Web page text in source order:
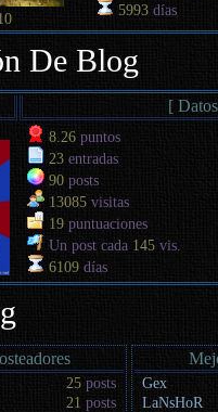
5993días
De Blog
[
8.26puntos
23entradas
90posts
13085visitas
19puntuaciones
Un post cada 145vis.
6109días
25 posts
21 posts
Gex
LaNsHoR